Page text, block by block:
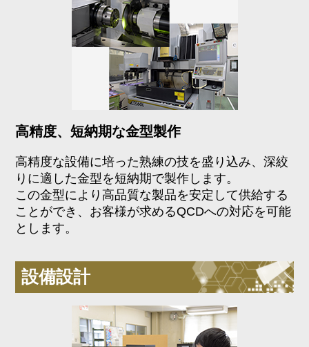
高精度、短納期な金型製作
高精度な設備に培った熟練の技を盛り込み、深絞
りに適した金型を短納期で製作します。
この金型により高品質な製品を安定して供給する
ことができ、お客様が求めるQCDへの対応を可能
とします。
設備設計